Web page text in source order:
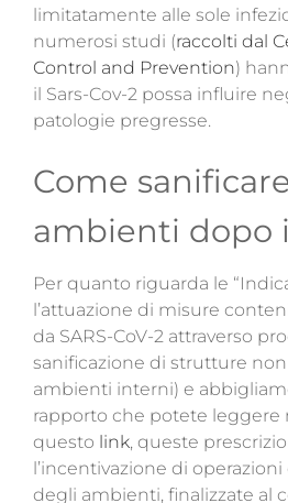
limitatamente alle sole
numerosi studi (raccolti dal
Control and Prevention)
il Sars-Cov-2 possa influire
patologie pregresse.
Come
ambienti dopo
Per quanto riguarda le
l’attuazione di misure
da SARS-CoV-2 attraverso
sanificazione di strutture
ambienti interni) e
rapporto che potete leggere
questo link, queste
l’incentivazione di
degli ambienti, finalizzate al